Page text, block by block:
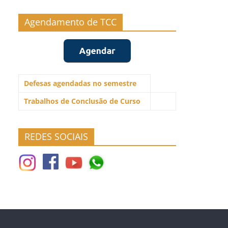
Agendamento de TCC
Defesas agendadas no semestre
Trabalhos de Conclusão de Curso
REDES SOCIAIS